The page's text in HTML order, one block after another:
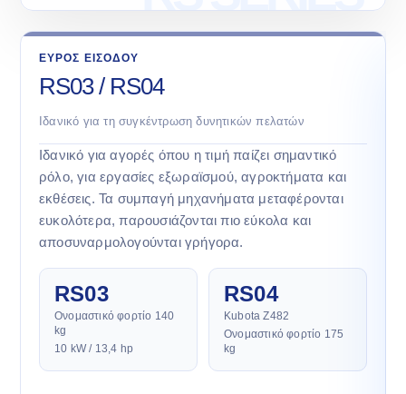
ΕΥΡΟΣ ΕΙΣΟΔΟΥ
RS03 / RS04
Ιδανικό για τη συγκέντρωση δυνητικών πελατών
Ιδανικό για αγορές όπου η τιμή παίζει σημαντικό
ρόλο, για εργασίες εξωραϊσμού, αγροκτήματα και
εκθέσεις. Τα συμπαγή μηχανήματα μεταφέρονται
ευκολότερα, παρουσιάζονται πιο εύκολα και
αποσυναρμολογούνται γρήγορα.
RS03
Ονομαστικό φορτίο 140
kg
10 kW / 13,4 hp
RS04
Kubota Z482
Ονομαστικό φορτίο 175
kg